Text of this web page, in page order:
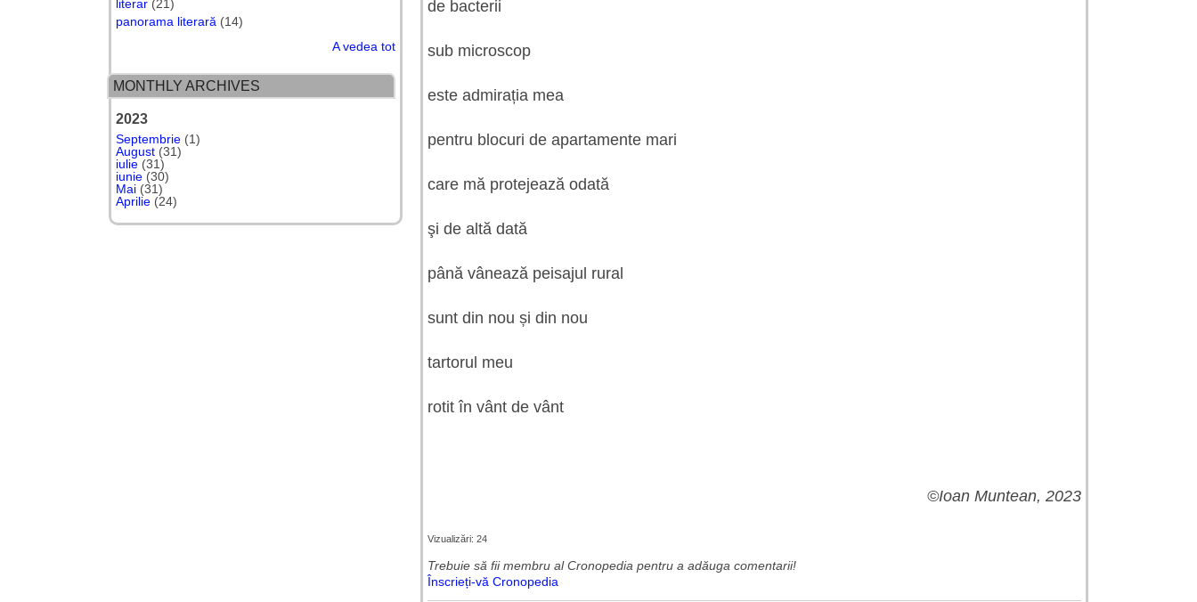
de bacterii
sub microscop
este admirația mea
pentru blocuri de apartamente mari
care mă protejează odată
şi de altă dată
până vânează peisajul rural
sunt din nou și din nou
tartorul meu
rotit în vânt de vânt
©Ioan Muntean, 2023
Vizualizări: 24
Trebuie să fii membru al Cronopedia ​​pentru a adăuga comentarii!
Înscrieți-vă Cronopedia
literar (21)
panorama literară (14)
A vedea tot
MONTHLY ARCHIVES
2023
Septembrie (1)
August (31)
iulie (31)
iunie (30)
Mai (31)
Aprilie (24)